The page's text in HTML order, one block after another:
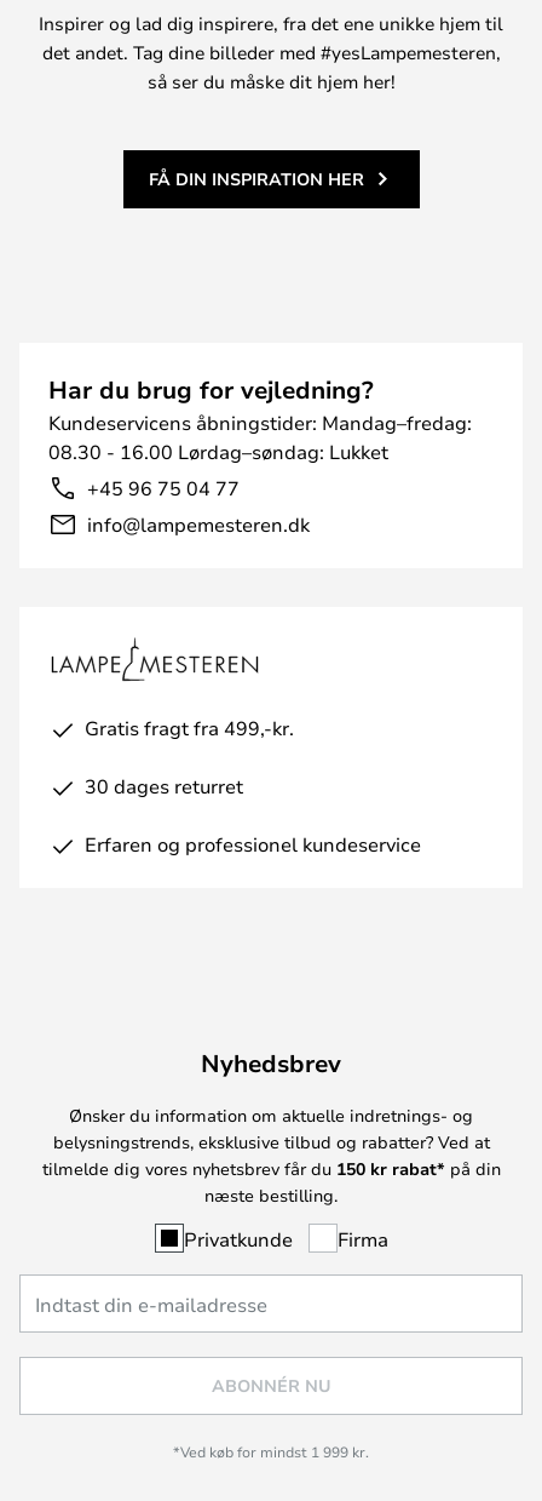
Inspirer og lad dig inspirere, fra det ene unikke hjem til
det andet. Tag dine billeder med #yesLampemesteren,
så ser du måske dit hjem her!
FÅ DIN INSPIRATION HER
Har du brug for vejledning?
Kundeservicens åbningstider: Mandag–fredag:
08.30 - 16.00 Lørdag–søndag: Lukket
+45 96 75 04 77
info@lampemesteren.dk
Gratis fragt fra 499,-kr.
30 dages returret
Erfaren og professionel kundeservice
Nyhedsbrev
Ønsker du information om aktuelle indretnings- og
belysningstrends, eksklusive tilbud og rabatter? Ved at
tilmelde dig vores nyhetsbrev får du 150 kr rabat* på din
næste bestilling.
Privatkunde Firma
ABONNÉR NU
*Ved køb for mindst 1 999 kr.